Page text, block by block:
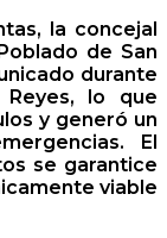
la concejal
de San
durante
lo que
y generó un
El
se garantice
viable